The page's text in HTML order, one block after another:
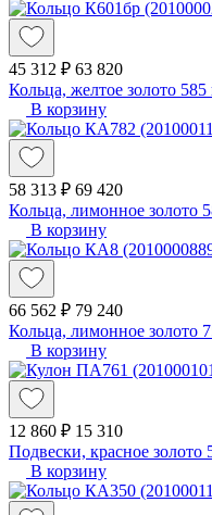
45 312 ₽ 63 820
Кольца, желтое золото
В корзину
58 313 ₽ 69 420
Кольца, лимонное золото
В корзину
66 562 ₽ 79 240
Кольца, лимонное золото
В корзину
12 860 ₽ 15 310
Подвески, красное золото
В корзину